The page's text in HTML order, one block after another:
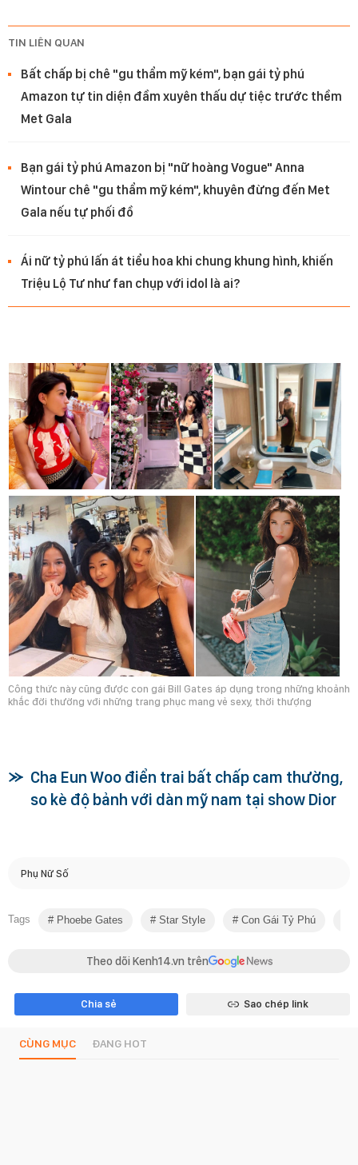
TIN LIÊN QUAN
Bất chấp bị chê "gu thẩm mỹ kém", bạn gái tỷ phú
Amazon tự tin diện đầm xuyên thấu dự tiệc trước thềm
Met Gala
Bạn gái tỷ phú Amazon bị "nữ hoàng Vogue" Anna
Wintour chê "gu thẩm mỹ kém", khuyên đừng đến Met
Gala nếu tự phối đồ
Ái nữ tỷ phú lấn át tiểu hoa khi chung khung hình, khiến
Triệu Lộ Tư như fan chụp với idol là ai?
Công thức này cũng được con gái Bill Gates áp dụng trong những khoảnh
khắc đời thường với những trang phục mang vẻ sexy, thời thượng
Cha Eun Woo điển trai bất chấp cam thường,
so kè độ bảnh với dàn mỹ nam tại show Dior
Phụ Nữ Số
Tags Phoebe Gates Star Style Con Gái Tỷ Phú
Theo dõi Kenh14.vn trên
Chia sẻ Sao chép link
CÙNG MỤC ĐANG HOT